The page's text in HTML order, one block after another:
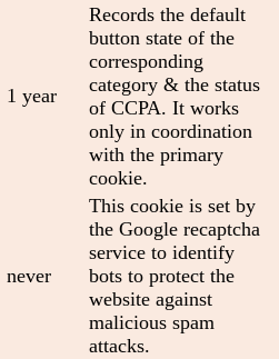
1 year
Records the default
button state of the
corresponding
category & the status
of CCPA. It works
only in coordination
with the primary
cookie.
never
This cookie is set by
the Google recaptcha
service to identify
bots to protect the
website against
malicious spam
attacks.